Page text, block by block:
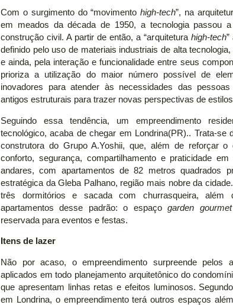
Com o surgimento do “movimentohigh-tech”, na
em meados da década de 1950, a tecnologia passou
construção civil. A partir de então, a “arquitetura high-tech”
definido pelo uso de materiais industriais de alta
e ainda, pela interação e funcionalidade entre seus
prioriza a utilização do maior número possível de
inovadores para atender às necessidades das
antigos estruturais para trazer novas perspectivas de
Seguindo essa tendência, um empreendimento
tecnológico, acaba de chegar em Londrina(PR).. Trata-se
construtora do Grupo A.Yoshii, que, além de reforçar
conforto, segurança, compartilhamento e praticidade
andares, com apartamentos de 82 metros quadrados
estratégica da Gleba Palhano, região mais nobre da
três dormitórios e sacada com churrasqueira,
apartamentos desse padrão: o espaçogarden
reservada para eventos e festas.
Itens de lazer
Não por acaso, o empreendimento surpreende pelos
aplicados em todo planejamento arquitetônico do
que apresentam linhas retas e efeitos luminosos.
em Londrina, o empreendimento terá outros espaços